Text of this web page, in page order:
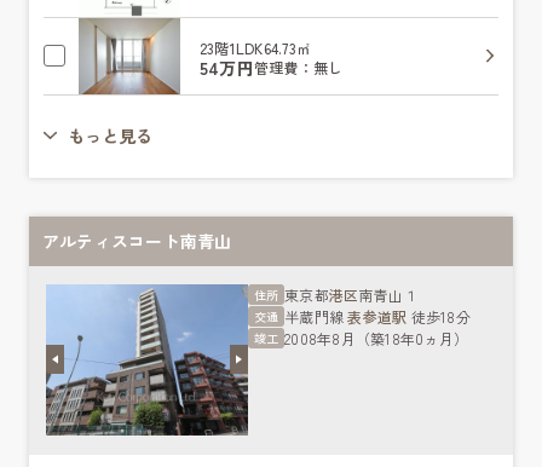
23階1LDK64.73㎡
54万円管理費：無し
もっと見る
アルティスコート南青山
住所 東京都港区南青山１
交通 半蔵門線表参道駅 徒歩18分
竣工 2008年8月（築18年0ヵ月）